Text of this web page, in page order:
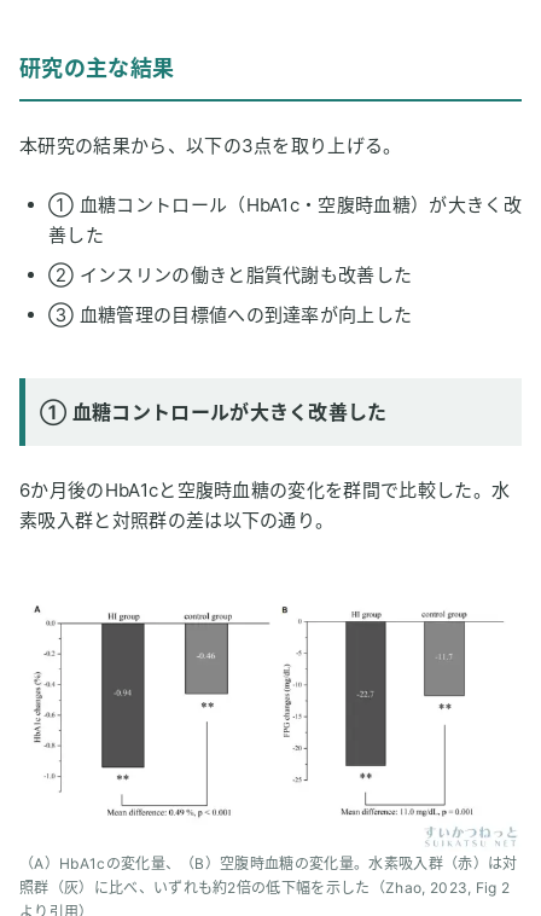
研究の主な結果
本研究の結果から、以下の3点を取り上げる。
① 血糖コントロール（HbA1c・空腹時血糖）が大きく改
善した
② インスリンの働きと脂質代謝も改善した
③ 血糖管理の目標値への到達率が向上した
① 血糖コントロールが大きく改善した
6か月後のHbA1cと空腹時血糖の変化を群間で比較した。水
素吸入群と対照群の差は以下の通り。
（A）HbA1cの変化量、（B）空腹時血糖の変化量。水素吸入群（赤）は対
照群（灰）に比べ、いずれも約2倍の低下幅を示した（Zhao, 2023, Fig 2
より引用）